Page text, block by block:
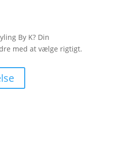
By K? Din
med at vælge rigtigt.